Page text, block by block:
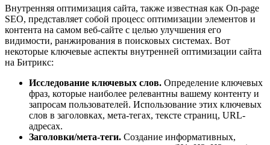
Внутренняя оптимизация сайта, также известная как On-page
SEO, представляет собой процесс оптимизации элементов и
контента на самом веб-сайте с целью улучшения его
видимости, ранжирования в поисковых системах. Вот
некоторые ключевые аспекты внутренней оптимизации сайта
на Битрикс:
Исследование ключевых слов. Определение ключевых
фраз, которые наиболее релевантны вашему контенту и
запросам пользователей. Использование этих ключевых
слов в заголовках, мета-тегах, тексте страниц, URL-
адресах.
Заголовки/мета-теги. Создание информативных,